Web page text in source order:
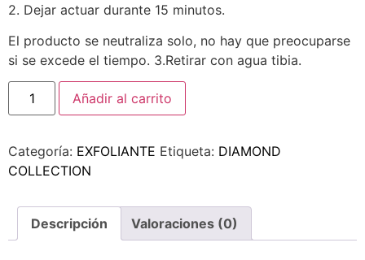
2. Dejar actuar durante 15 minutos.
El producto se neutraliza solo, no hay que preocuparse
si se excede el tiempo. 3.Retirar con agua tibia.
Añadir al carrito
Categoría: EXFOLIANTE Etiqueta: DIAMOND
COLLECTION
Descripción Valoraciones (0)